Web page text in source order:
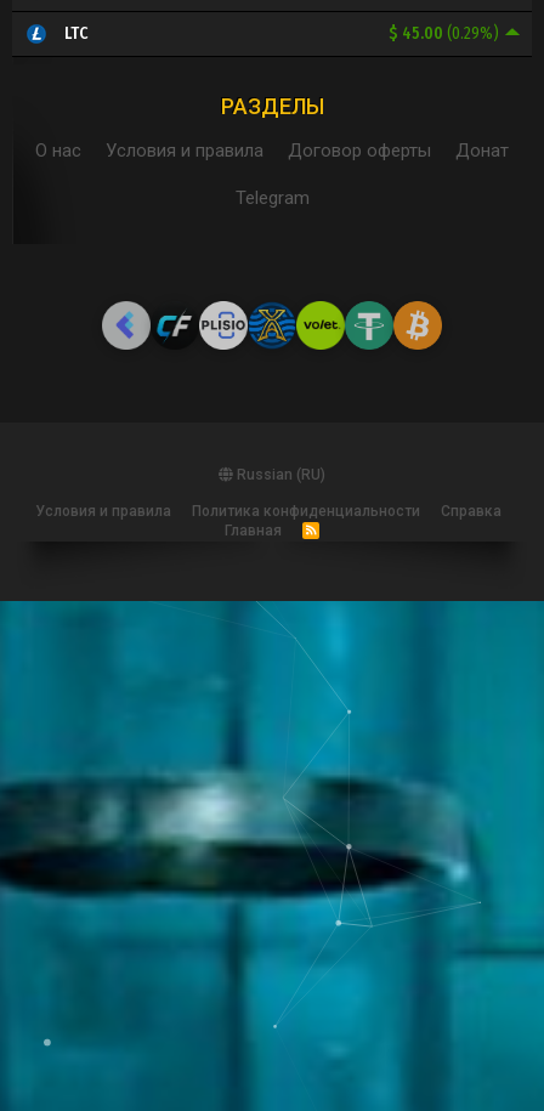
$ 45.00 (0.29%)
LTC
РАЗДЕЛЫ
О нас Условия и правила Договор оферты Донат
Telegram
Russian (RU)
Условия и правила Политика конфиденциальности
Справка
Главная
R